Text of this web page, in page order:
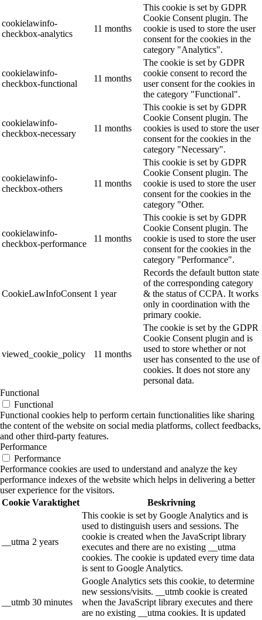
cookielawinfo-
checkbox-analytics
11 months
This cookie is set by GDPR
Cookie Consent plugin. The
cookie is used to store the user
consent for the cookies in the
category "Analytics".
cookielawinfo-
checkbox-functional
11 months
The cookie is set by GDPR
cookie consent to record the
user consent for the cookies in
the category "Functional".
cookielawinfo-
checkbox-necessary
11 months
This cookie is set by GDPR
Cookie Consent plugin. The
cookies is used to store the user
consent for the cookies in the
category "Necessary".
cookielawinfo-
checkbox-others
11 months
This cookie is set by GDPR
Cookie Consent plugin. The
cookie is used to store the user
consent for the cookies in the
category "Other.
cookielawinfo-
checkbox-performance
11 months
This cookie is set by GDPR
Cookie Consent plugin. The
cookie is used to store the user
consent for the cookies in the
category "Performance".
CookieLawInfoConsent 1 year
Records the default button state
of the corresponding category
& the status of CCPA. It works
only in coordination with the
primary cookie.
viewed_cookie_policy 11 months
The cookie is set by the GDPR
Cookie Consent plugin and is
used to store whether or not
user has consented to the use of
cookies. It does not store any
personal data.
Functional
Functional
Functional cookies help to perform certain functionalities like sharing
the content of the website on social media platforms, collect feedbacks,
and other third-party features.
Performance
Performance
Performance cookies are used to understand and analyze the key
performance indexes of the website which helps in delivering a better
user experience for the visitors.
Cookie Varaktighet Beskrivning
__utma 2 years
This cookie is set by Google Analytics and is
used to distinguish users and sessions. The
cookie is created when the JavaScript library
executes and there are no existing __utma
cookies. The cookie is updated every time data
is sent to Google Analytics.
__utmb 30 minutes
Google Analytics sets this cookie, to determine
new sessions/visits. __utmb cookie is created
when the JavaScript library executes and there
are no existing __utma cookies. It is updated